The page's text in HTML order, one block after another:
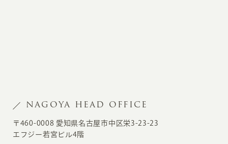
NAGOYA HEAD OFFICE
〒460-0008 愛知県名古屋市中区栄3-23-23
エフジー若宮ビル4階